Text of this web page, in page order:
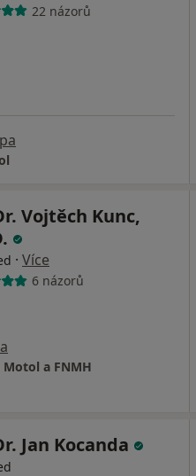
22 názorů
Vojtěch Kunc,
· Více
6 názorů
a FNMH
Jan Kocanda